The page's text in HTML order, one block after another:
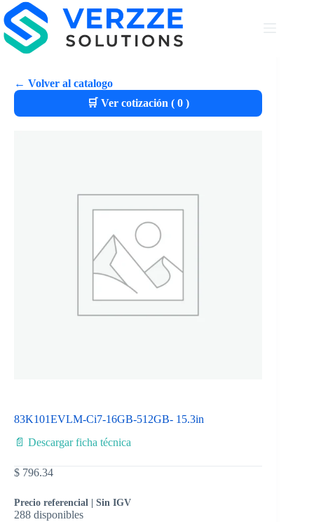
← Volver al catalogo
🛒 Ver cotización ( 0)
83K101EVLM-Ci7-16GB-512GB- 15.3in
📄 Descargar ficha técnica
$ 796.34
Precio referencial | Sin IGV
288 disponibles